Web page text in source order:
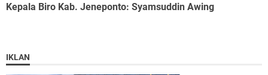
Kepala Biro Kab. Jeneponto: Syamsuddin Awing
IKLAN